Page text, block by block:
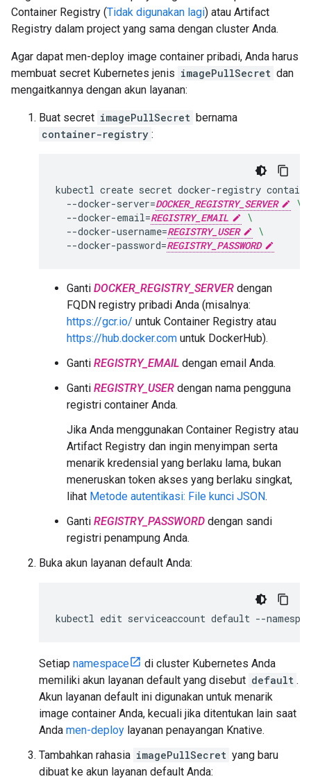
Container Registry (Tidak digunakan lagi) atau Artifact
Registry dalam project yang sama dengan cluster Anda.
Agar dapat men-deploy image container pribadi, Anda harus
membuat secret Kubernetes jenis imagePullSecret dan
mengaitkannya dengan akun layanan:
Buat secret imagePullSecret bernama
container-registry :
kubectl create secret docker-registry
--docker-server=DOCKER_REGISTRY_SERVER
\
--docker-email=REGISTRY_EMAIL
\
--docker-username=REGISTRY_USER
\
--docker-password=REGISTRY_PASSWORD
Ganti DOCKER_REGISTRY_SERVER dengan
FQDN registry pribadi Anda (misalnya:
https://gcr.io/ untuk Container Registry atau
https://hub.docker.com untuk DockerHub).
Ganti REGISTRY_EMAIL dengan email Anda.
Ganti REGISTRY_USER dengan nama pengguna
registri container Anda.
Jika Anda menggunakan Container Registry atau
Artifact Registry dan ingin menyimpan serta
menarik kredensial yang berlaku lama, bukan
meneruskan token akses yang berlaku singkat,
lihat Metode autentikasi: File kunci JSON.
Ganti REGISTRY_PASSWORD dengan sandi
registri penampung Anda.
Buka akun layanan default Anda:
kubectl edit serviceaccount default --
Setiap namespace
di cluster Kubernetes Anda
memiliki akun layanan default yang disebut default .
Akun layanan default ini digunakan untuk menarik
image container Anda, kecuali jika ditentukan lain saat
Anda men-deploy layanan penayangan Knative.
Tambahkan rahasia imagePullSecret yang baru
dibuat ke akun layanan default Anda: